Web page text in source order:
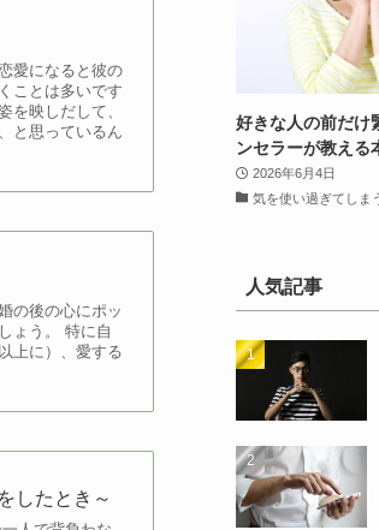
愛になると彼の
ことは多いです
を映しだして、
と思っているん
の後の心にポッ
ょう。 特に自
上に）、愛する
したとき～
好きな人の前だけ
ンセラーが教える
2026年6月4日
気を使い過ぎてしま
人気記事